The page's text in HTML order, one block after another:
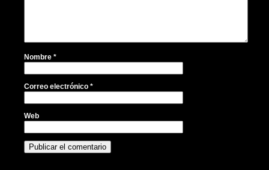
Nombre *
Correo electrónico *
Web